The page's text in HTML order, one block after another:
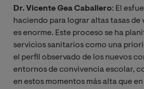
Dr. Vicente Gea Caballero: El
haciendo para lograr altas tasas de
es enorme. Este proceso se ha
servicios sanitarios como una
el perfil observado de los nuevos
entornos de convivencia escolar,
en estos momentos más alta que